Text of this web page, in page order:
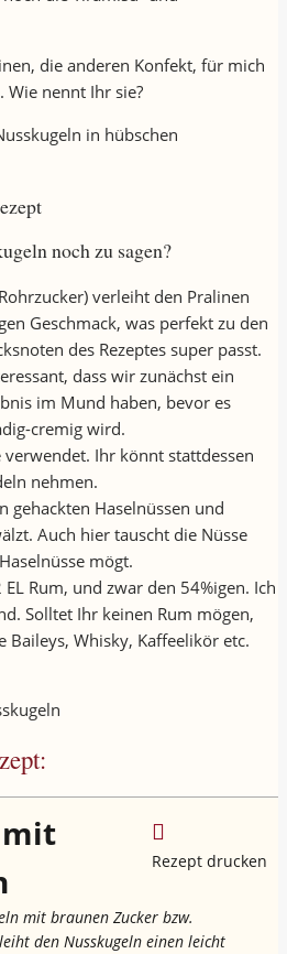
die anderen Konfekt, für mich
Wie nennt Ihr sie?
in hübschen
noch zu sagen?
verleiht den Pralinen
Geschmack, was perfekt zu den
des Rezeptes super passt.
dass wir zunächst ein
im Mund haben, bevor es
cremig wird.
verwendet. Ihr könnt stattdessen
nehmen.
gehackten Haselnüssen und
Auch hier tauscht die Nüsse
mögt.
Rum, und zwar den 54%igen. Ich
Solltet Ihr keinen Rum mögen,
Baileys, Whisky, Kaffeelikör etc.
Rezept drucken
mit
mit braunen Zucker bzw.
den Nusskugeln einen leicht